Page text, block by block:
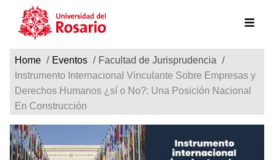
Pasar al contenido principal
Ruta de navegación
Home Eventos
Facultad de Jurisprudencia
Instrumento Internacional Vinculante Sobre Empresas y
Derechos Humanos ¿sí o No?: Una Posición Nacional
En Construcción